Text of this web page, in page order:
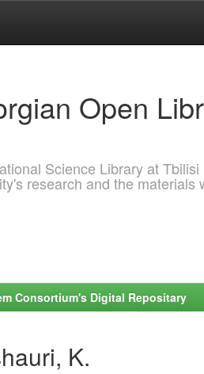
Open
Science Library at
research and the materials
Consortium's Digital Repositary
K.